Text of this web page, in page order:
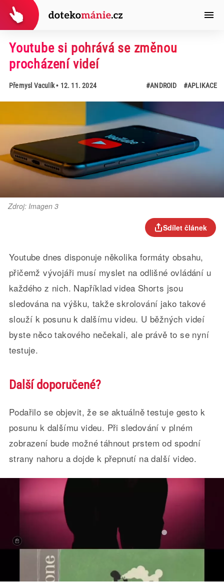
Youtube si pohrává se změnou
procházení videí
Přemysl Vaculík• 12. 11. 2024 #ANDROID #APLIKACE
Zdroj: Imagen 3
Sdílet článek
Youtube dnes disponuje několika formáty obsahu,
přičemž vývojáři musí myslet na odlišné ovládání u
každého z nich. Například videa Shorts jsou
sledována na výšku, takže skrolování jako takové
slouží k posunu k dalšímu videu. U běžných videí
byste něco takového nečekali, ale právě to se nyní
testuje.
Další doporučené?
Podařilo se objevit, že se aktuálně testuje gesto k
posunu k dalšímu videu. Při sledování v plném
zobrazení bude možné táhnout prstem od spodní
strany nahoru a dojde k přepnutí na další video.